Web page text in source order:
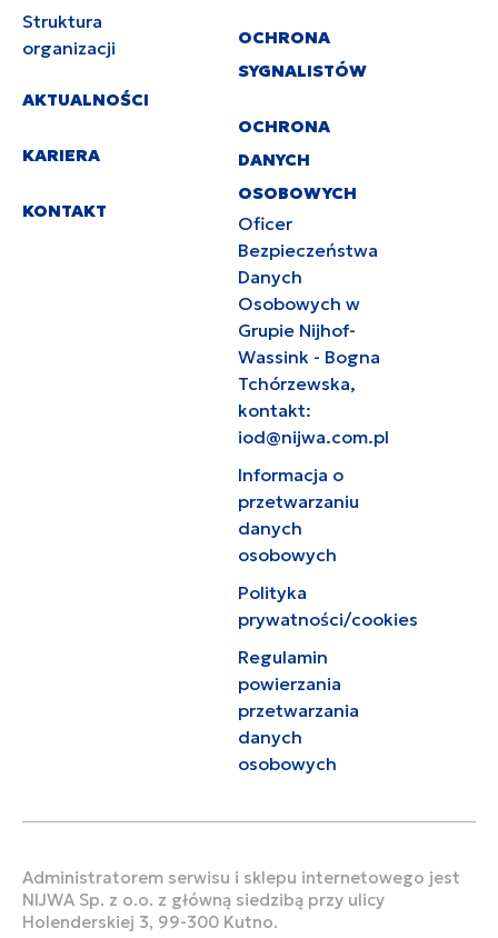
Struktura
organizacji
AKTUALNOŚCI
KARIERA
KONTAKT
OCHRONA
SYGNALISTÓW
OCHRONA
DANYCH
OSOBOWYCH
Oficer
Bezpieczeństwa
Danych
Osobowych w
Grupie Nijhof-
Wassink - Bogna
Tchórzewska,
kontakt:
iod@nijwa.com.pl
Informacja o
przetwarzaniu
danych
osobowych
Polityka
prywatności/cookies
Regulamin
powierzania
przetwarzania
danych
osobowych
Administratorem serwisu i sklepu internetowego jest
NIJWA Sp. z o.o. z główną siedzibą przy ulicy
Holenderskiej 3, 99-300 Kutno.